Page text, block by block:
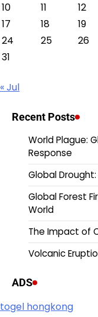
10
11 12
17
18 19
24
25 26
31
« Jul
Recent Posts
World Plague:
Response
Global
Global Forest
World
The Impact of
Volcanic
ADS
togel hongkong